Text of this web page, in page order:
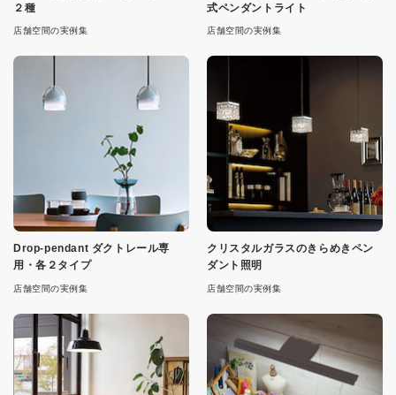
２種
店舗空間の実例集
式ペンダントライト
店舗空間の実例集
Drop-pendant ダクトレール専
用・各２タイプ
店舗空間の実例集
クリスタルガラスのきらめきペン
ダント照明
店舗空間の実例集